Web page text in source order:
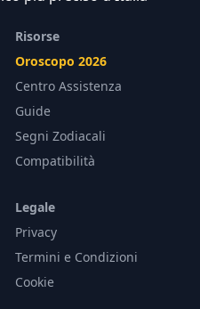
Risorse
Oroscopo 2026
Centro Assistenza
Guide
Segni Zodiacali
Compatibilità
Legale
Privacy
Termini e Condizioni
Cookie